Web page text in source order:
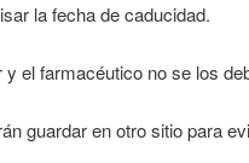
la fecha de caducidad.
el farmacéutico no se los
guardar en otro sitio para